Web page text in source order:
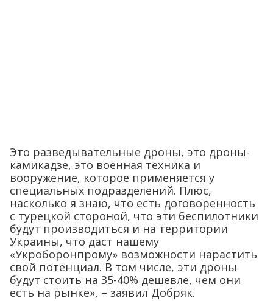
Это разведывательные дроны, это дроны-
камикадзе, это военная техника и
вооружение, которое применяется у
специальных подразделений. Плюс,
насколько я знаю, что есть договоренность
с турецкой стороной, что эти беспилотники
будут производиться и на территории
Украины, что даст нашему
«Укроборонпрому» возможности нарастить
свой потенциал. В том числе, эти дроны
будут стоить на 35-40% дешевле, чем они
есть на рынке», – заявил Добряк.